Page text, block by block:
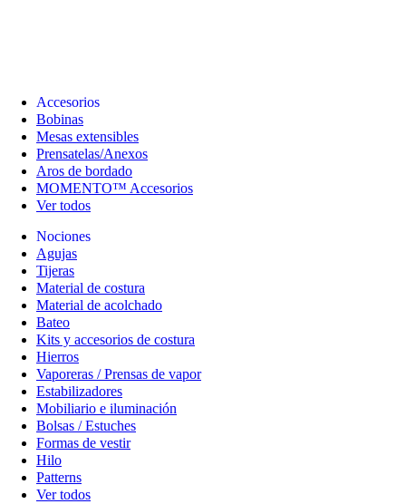
Accesorios
Bobinas
Mesas extensibles
Prensatelas/Anexos
Aros de bordado
MOMENTO™ Accesorios
Ver todos
Nociones
Agujas
Tijeras
Material de costura
Material de acolchado
Bateo
Kits y accesorios de costura
Hierros
Vaporeras / Prensas de vapor
Estabilizadores
Mobiliario e iluminación
Bolsas / Estuches
Formas de vestir
Hilo
Patterns
Ver todos